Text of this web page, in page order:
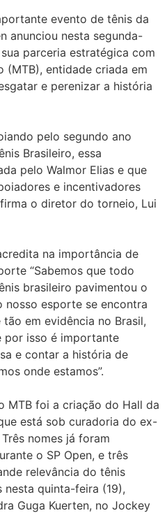
evento de tênis da
anunciou nesta segunda-
parceria estratégica com
(MTB), entidade criada em
e perenizar a história
pelo segundo ano
Brasileiro, essa
pelo Walmor Elias e que
e incentivadores
o diretor do torneio, Lui
na importância de
“Sabemos que todo
brasileiro pavimentou o
nosso esporte se encontra
em evidência no Brasil,
por isso é importante
e contar a história de
onde estamos”.
MTB foi a criação do Hall da
está sob curadoria do ex-
nomes já foram
o SP Open, e três
relevância do tênis
nesta quinta-feira (19),
Guga Kuerten, no Jockey